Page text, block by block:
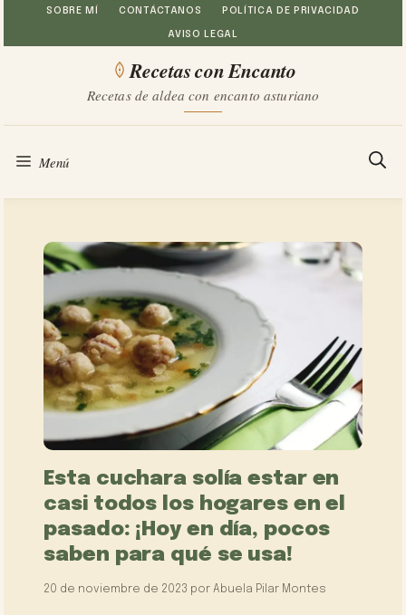
Saltar
al
SOBRE MÍ CONTÁCTANOS POLÍTICA DE PRIVACIDAD
AVISO LEGAL
Recetas con Encanto
Recetas de aldea con encanto asturiano
Menú
Esta cuchara solía estar en
casi todos los hogares en el
pasado: ¡Hoy en día, pocos
saben para qué se usa!
20 de noviembre de 2023 por Abuela Pilar Montes